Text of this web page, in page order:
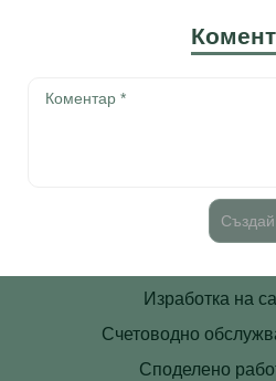
Изработка на
Счетоводно
Споделено